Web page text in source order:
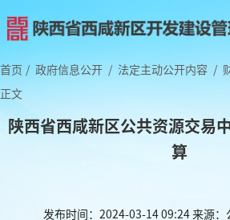
首页 / 政府信息公开 / 法定主动公开内容 /
正文
陕西省西咸新区公共资源交易
算
发布时间：2024-03-14 09:24来源：